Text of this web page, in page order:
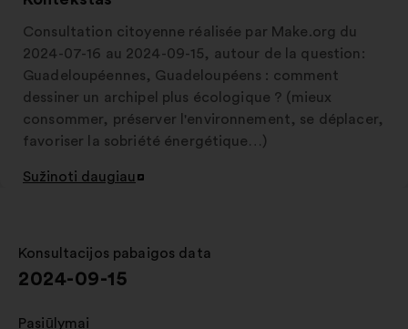
Consultation citoyenne réalisée par Make.org du
2024-07-16 au 2024-09-15, autour de la question:
Guadeloupéennes, Guadeloupéens : comment
dessiner un archipel plus écologique ? (mieux
consommer, préserver l'environnement, se déplacer,
favoriser la sobriété énergétique…)
Sužinoti daugiau
Atverti
Konsultacijos pabaigos data
:
2024-09-15
Pasiūlymai
: